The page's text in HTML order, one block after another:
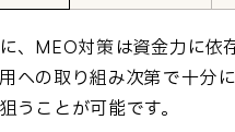
、MEO対策は資金力に依
への取り組み次第で十分
うことが可能です。